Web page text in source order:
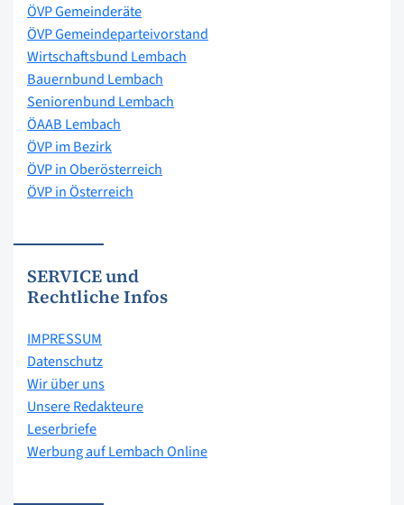
ÖVP Gemeinderäte
ÖVP Gemeindeparteivorstand
Wirtschaftsbund Lembach
Bauernbund Lembach
Seniorenbund Lembach
ÖAAB Lembach
ÖVP im Bezirk
ÖVP in Oberösterreich
ÖVP in Österreich
SERVICE und
Rechtliche Infos
IMPRESSUM
Datenschutz
Wir über uns
Unsere Redakteure
Leserbriefe
Werbung auf Lembach Online